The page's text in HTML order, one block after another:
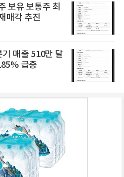
보유 보통주 최
매각 추진
매출 510만 달
급증